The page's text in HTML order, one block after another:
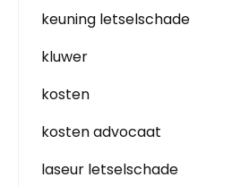
keuning letselschade
kluwer
kosten
kosten advocaat
laseur letselschade